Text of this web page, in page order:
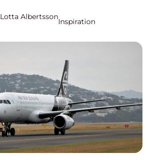
Lotta Albertsson
Inspiration